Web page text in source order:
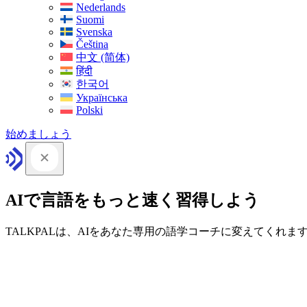
Nederlands
Suomi
Svenska
Čeština
中文 (简体)
हिंदी
한국어
Українська
Polski
始めましょう
AIで言語をもっと速く習得しよう
TALKPALは、AIをあなた専用の語学コーチに変えてくれま